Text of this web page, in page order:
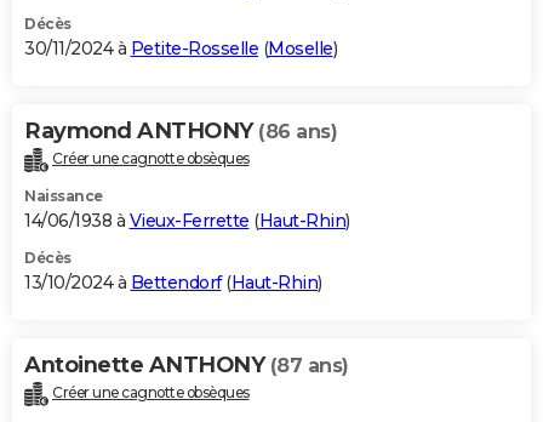
Décès
30/11/2024 à Petite-Rosselle (Moselle)
Raymond ANTHONY (86 ans)
Créer une cagnotte obsèques
Naissance
14/06/1938 à Vieux-Ferrette (Haut-Rhin)
Décès
13/10/2024 à Bettendorf(Haut-Rhin)
Antoinette ANTHONY (87 ans)
Créer une cagnotte obsèques